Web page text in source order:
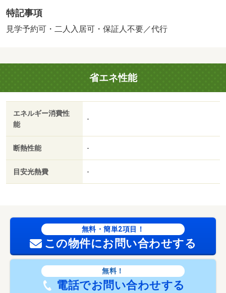
特記事項
見学予約可・二人入居可・保証人不要／代行
省エネ性能
エネルギー消費性
能
-
断熱性能 -
目安光熱費 -
無料・簡単2項目！
この物件にお問い合わせする
無料！
電話でお問い合わせする